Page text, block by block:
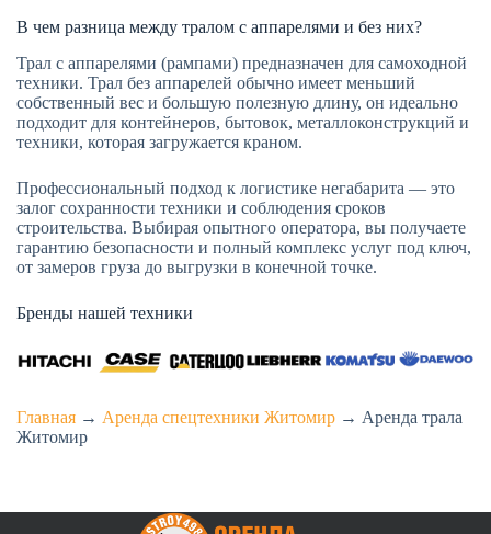
В чем разница между тралом с аппарелями и без них?
Трал с аппарелями (рампами) предназначен для самоходной
техники. Трал без аппарелей обычно имеет меньший
собственный вес и большую полезную длину, он идеально
подходит для контейнеров, бытовок, металлоконструкций и
техники, которая загружается краном.
Профессиональный подход к логистике негабарита — это
залог сохранности техники и соблюдения сроков
строительства. Выбирая опытного оператора, вы получаете
гарантию безопасности и полный комплекс услуг под ключ,
от замеров груза до выгрузки в конечной точке.
Бренды нашей техники
Главная → Аренда спецтехники Житомир → Аренда трала
Житомир